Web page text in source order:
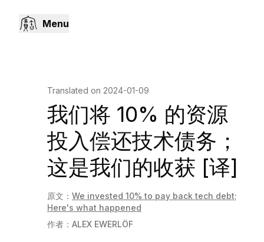
Menu
Translated on 2024-01-09
我们将 10% 的资源
投入偿还技术债务；
这是我们的收获 [译]
原文： We invested 10% to pay back tech debt;
Here's what happened
作者： ALEX EWERLÖF